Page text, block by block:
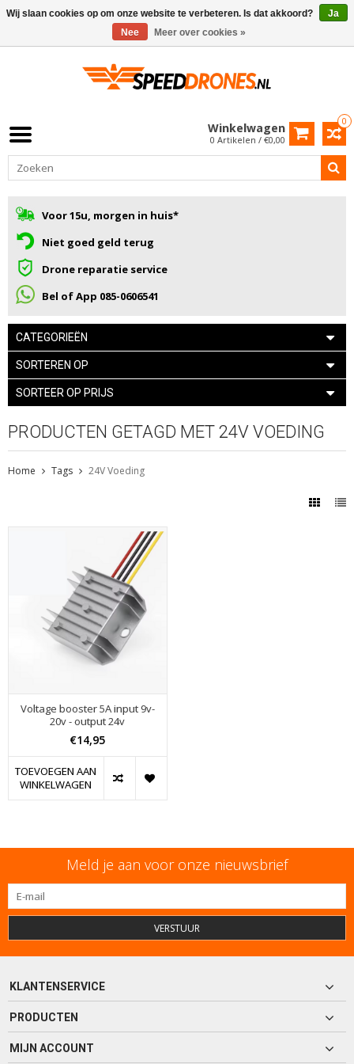
0
Winkelwagen
0 Artikelen / €0,00
Voor 15u, morgen in huis*
Niet goed geld terug
Drone reparatie service
Bel of App 085-0606541
CATEGORIEËN
SORTEREN OP
SORTEER OP PRIJS
PRODUCTEN GETAGD MET 24V VOEDING
Home Tags 24V Voeding
Voltage booster 5A input 9v-
20v - output 24v
€14,95
TOEVOEGEN AAN
WINKELWAGEN
Meld je aan voor onze nieuwsbrief
VERSTUUR
KLANTENSERVICE
PRODUCTEN
MIJN ACCOUNT
Wij slaan cookies op om onze website te verbeteren. Is dat akkoord?
Ja
Nee
Meer over cookies »